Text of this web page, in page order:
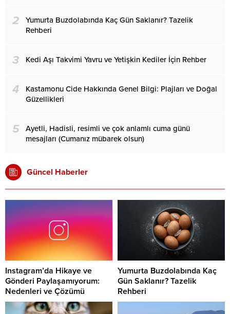
2
Yumurta Buzdolabında Kaç Gün Saklanır? Tazelik
Rehberi
3 Kedi Aşı Takvimi Yavru ve Yetişkin Kediler İçin Rehber
4
Kastamonu Cide Hakkında Genel Bilgi: Plajları ve Doğal
Güzellikleri
5
Ayetli, Hadisli, resimli ve çok anlamlı cuma günü
mesajları (Cumanız mübarek olsun)
Güncel Haberler
Instagram’da Hikaye ve
Gönderi Paylaşamıyorum:
Nedenleri ve Çözümü
Yumurta Buzdolabında Kaç
Gün Saklanır? Tazelik
Rehberi